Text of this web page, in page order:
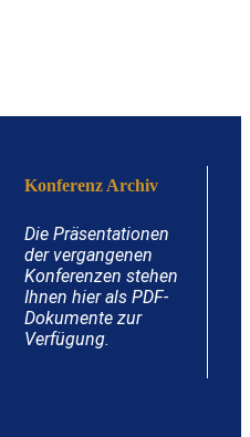
Konferenz Archiv
Die Präsentationen
der vergangenen
Konferenzen stehen
Ihnen hier als PDF-
Dokumente zur
Verfügung.